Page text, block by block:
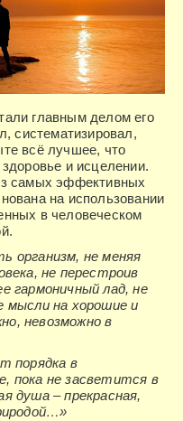
главным делом его
систематизировал,
всё лучшее, что
и исцелении.
самых эффективных
на использовании
в человеческом
организм, не меняя
не перестроив
гармоничный лад, не
мысли на хорошие и
невозможно в
порядка в
пока не засветится в
душа – прекрасная,